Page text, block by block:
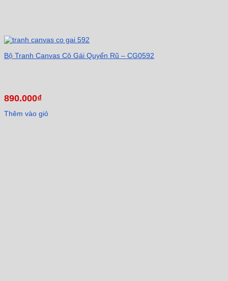
Bộ Tranh Canvas Cô Gái Quyến Rũ – CG0592
890.000₫
Thêm vào giỏ